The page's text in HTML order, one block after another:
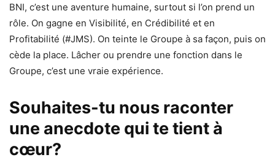
BNI, c’est une aventure humaine, surtout si l’on prend un
rôle. On gagne en Visibilité, en Crédibilité et en
Profitabilité (#JMS). On teinte le Groupe à sa façon, puis on
cède la place. Lâcher ou prendre une fonction dans le
Groupe, c’est une vraie expérience.
Souhaites-tu nous raconter
une anecdote qui te tient à
cœur?